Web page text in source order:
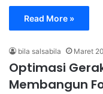
Read More »
bila salsabila Maret
Optimasi
Membangun